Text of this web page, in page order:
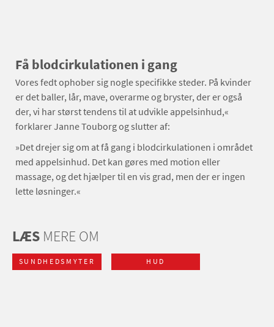
Få blodcirkulationen i gang
Vores fedt ophober sig nogle specifikke steder. På kvinder
er det baller, lår, mave, overarme og bryster, der er også
der, vi har størst tendens til at udvikle appelsinhud,«
forklarer Janne Touborg og slutter af:
»Det drejer sig om at få gang i blodcirkulationen i området
med appelsinhud. Det kan gøres med motion eller
massage, og det hjælper til en vis grad, men der er ingen
lette løsninger.«
LÆS MERE OM
SUNDHEDSMYTER HUD